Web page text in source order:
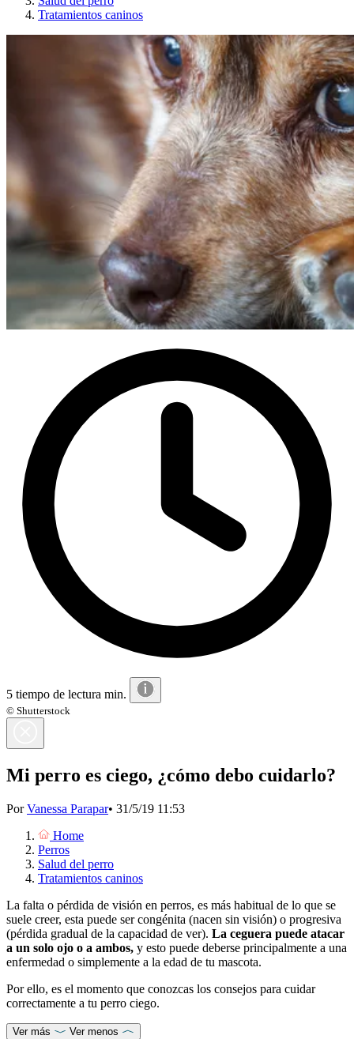
Tratamientos caninos
5 tiempo de lectura min.
© Shutterstock
Mi perro es ciego, ¿cómo debo cuidarlo?
PorVanessa Parapar• 31/5/19 11:53
Home
Perros
Salud del perro
Tratamientos caninos
La falta o pérdida de visión en perros, es más habitual de lo que se
suele creer, esta puede ser congénita (nacen sin visión) o progresiva
(pérdida gradual de la capacidad de ver). La ceguera puede atacar
a un solo ojo o a ambos, y esto puede deberse principalmente a una
enfermedad o simplemente a la edad de tu mascota.
Por ello, es el momento que conozcas los consejos para cuidar
correctamente a tu perro ciego.
Ver más Ver menos